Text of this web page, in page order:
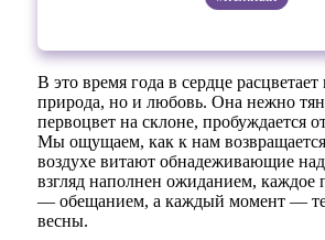
В это время года в сердце расцветает
природа, но и любовь. Она нежно
первоцвет на склоне, пробуждается
Мы ощущаем, как к нам
воздухе витают обнадеживающие
взгляд наполнен ожиданием, каждое
— обещанием, а каждый момент —
весны.